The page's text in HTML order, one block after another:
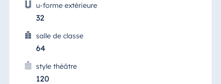
u-forme extérieure
32
salle de classe
64
style théâtre
120